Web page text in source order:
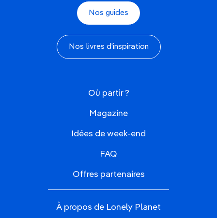
Nos guides
Nos livres d'inspiration
Où partir ?
Magazine
Idées de week-end
FAQ
Offres partenaires
À propos de Lonely Planet